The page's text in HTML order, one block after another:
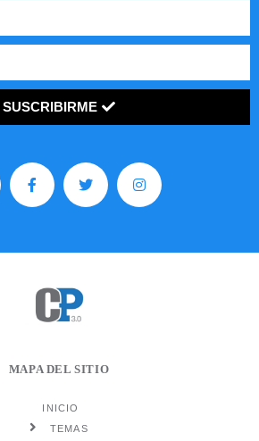
SUSCRIBIRME
MAPA DEL SITIO
INICIO
TEMAS